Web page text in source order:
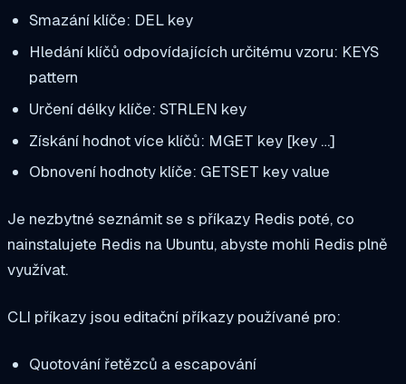
Smazání klíče: DEL key
Hledání klíčů odpovídajících určitému vzoru: KEYS
pattern
Určení délky klíče: STRLEN key
Získání hodnot více klíčů: MGET key [key …]
Obnovení hodnoty klíče: GETSET key value
Je nezbytné seznámit se s příkazy Redis poté, co
nainstalujete Redis na Ubuntu, abyste mohli Redis plně
využívat.
CLI příkazy jsou editační příkazy používané pro:
Quotování řetězců a escapování